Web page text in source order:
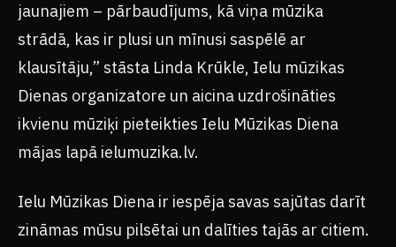
jaunajiem – pārbaudījums, kā viņa mūzika
strādā, kas ir plusi un mīnusi saspēlē ar
klausītāju,” stāsta Linda Krūkle, Ielu mūzikas
Dienas organizatore un aicina uzdrošināties
ikvienu mūziķi pieteikties Ielu Mūzikas Diena
mājas lapā ielumuzika.lv.
Ielu Mūzikas Diena ir iespēja savas sajūtas darīt
zināmas mūsu pilsētai un dalīties tajās ar citiem.